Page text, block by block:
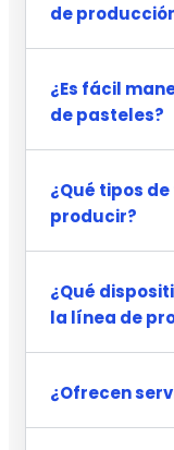
de
¿Es fácil
de pasteles?
¿Qué tipos
producir?
¿Qué
la línea de
¿Ofrecen